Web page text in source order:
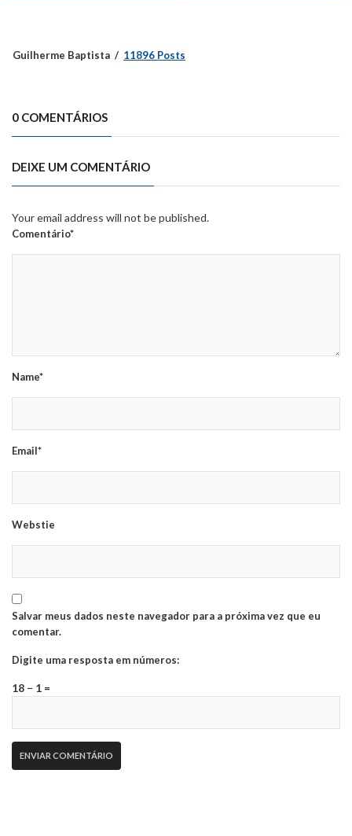
Guilherme Baptista 11896 Posts
0 COMENTÁRIOS
DEIXE UM COMENTÁRIO
Your email address will not be published.
Comentário*
Name*
Email*
Webstie
Salvar meus dados neste navegador para a próxima vez que eu
comentar.
Digite uma resposta em números:
18 − 1 =